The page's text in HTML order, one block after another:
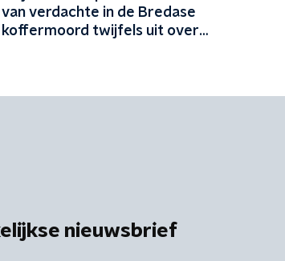
van verdachte in de Bredase
koffermoord twijfels uit over
nieuwsbrief